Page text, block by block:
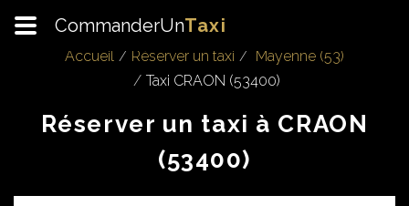
CommanderUnTaxi
Accueil Réserver un taxi
Mayenne (53)
Taxi CRAON (53400)
Réserver un taxi à CRAON
(53400)